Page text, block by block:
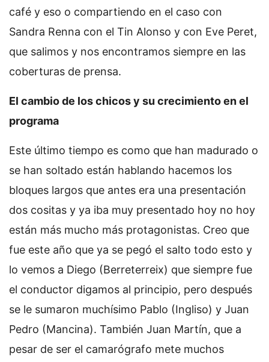
café y eso o compartiendo en el caso con
Sandra Renna con el Tin Alonso y con Eve Peret,
que salimos y nos encontramos siempre en las
coberturas de prensa.
El cambio de los chicos y su crecimiento en el
programa
Este último tiempo es como que han madurado o
se han soltado están hablando hacemos los
bloques largos que antes era una presentación
dos cositas y ya iba muy presentado hoy no hoy
están más mucho más protagonistas. Creo que
fue este año que ya se pegó el salto todo esto y
lo vemos a Diego (Berreterreix) que siempre fue
el conductor digamos al principio, pero después
se le sumaron muchísimo Pablo (Ingliso) y Juan
Pedro (Mancina). También Juan Martín, que a
pesar de ser el camarógrafo mete muchos